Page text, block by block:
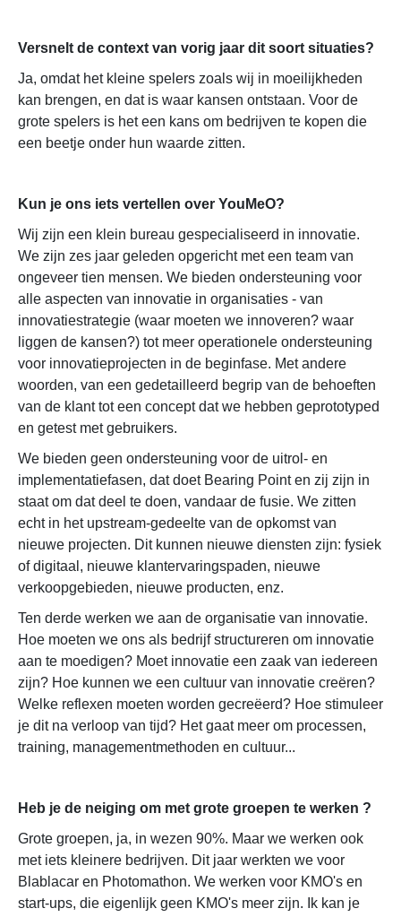
Versnelt de context van vorig jaar dit soort situaties?
Ja, omdat het kleine spelers zoals wij in moeilijkheden
kan brengen, en dat is waar kansen ontstaan. Voor de
grote spelers is het een kans om bedrijven te kopen die
een beetje onder hun waarde zitten.
Kun je ons iets vertellen over YouMeO?
Wij zijn een klein bureau gespecialiseerd in innovatie.
We zijn zes jaar geleden opgericht met een team van
ongeveer tien mensen. We bieden ondersteuning voor
alle aspecten van innovatie in organisaties - van
innovatiestrategie (waar moeten we innoveren? waar
liggen de kansen?) tot meer operationele ondersteuning
voor innovatieprojecten in de beginfase. Met andere
woorden, van een gedetailleerd begrip van de behoeften
van de klant tot een concept dat we hebben geprototyped
en getest met gebruikers.
We bieden geen ondersteuning voor de uitrol- en
implementatiefasen, dat doet Bearing Point en zij zijn in
staat om dat deel te doen, vandaar de fusie. We zitten
echt in het upstream-gedeelte van de opkomst van
nieuwe projecten. Dit kunnen nieuwe diensten zijn: fysiek
of digitaal, nieuwe klantervaringspaden, nieuwe
verkoopgebieden, nieuwe producten, enz.
Ten derde werken we aan de organisatie van innovatie.
Hoe moeten we ons als bedrijf structureren om innovatie
aan te moedigen? Moet innovatie een zaak van iedereen
zijn? Hoe kunnen we een cultuur van innovatie creëren?
Welke reflexen moeten worden gecreëerd? Hoe stimuleer
je dit na verloop van tijd? Het gaat meer om processen,
training, managementmethoden en cultuur...
Heb je de neiging om met grote groepen te werken ?
Grote groepen, ja, in wezen 90%. Maar we werken ook
met iets kleinere bedrijven. Dit jaar werkten we voor
Blablacar en Photomathon. We werken voor KMO's en
start-ups, die eigenlijk geen KMO's meer zijn. Ik kan je